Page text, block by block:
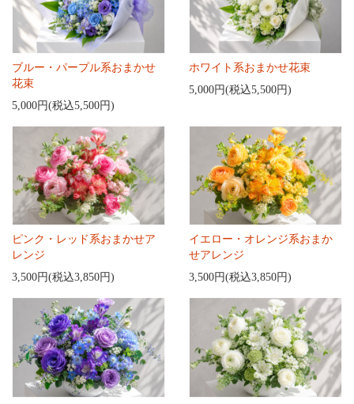
ブルー・パープル系おまかせ
花束
5,000円(税込5,500円)
ホワイト系おまかせ花束
5,000円(税込5,500円)
ピンク・レッド系おまかせア
レンジ
3,500円(税込3,850円)
イエロー・オレンジ系おまか
せアレンジ
3,500円(税込3,850円)